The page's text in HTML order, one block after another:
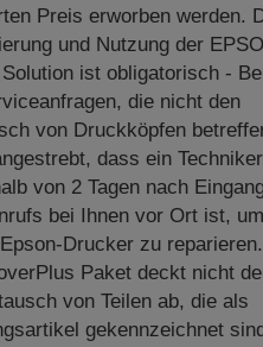
Preis erworben werden.
und Nutzung der
ist obligatorisch -
die nicht den
von Druckköpfen
dass ein Techniker
von 2 Tagen nach
bei Ihnen vor Ort ist, um
Drucker zu reparieren.
Paket deckt nicht
von Teilen ab, die als
gekennzeichnet